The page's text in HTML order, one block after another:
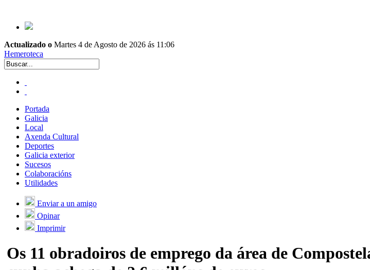
Actualizado o Martes 4 de Agosto de 2026 ás 11:06
Hemeroteca
Portada
Galicia
Local
Axenda Cultural
Deportes
Galicia exterior
Sucesos
Colaboracións
Utilidades
Enviar a un amigo
Opinar
Imprimir
Os 11 obradoiros de emprego da área de